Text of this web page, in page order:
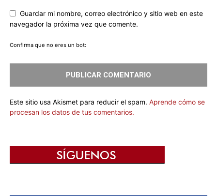
Guardar mi nombre, correo electrónico y sitio web en este
navegador la próxima vez que comente.
Confirma que no eres un bot:
Este sitio usa Akismet para reducir el spam. Aprende cómo se
procesan los datos de tus comentarios.